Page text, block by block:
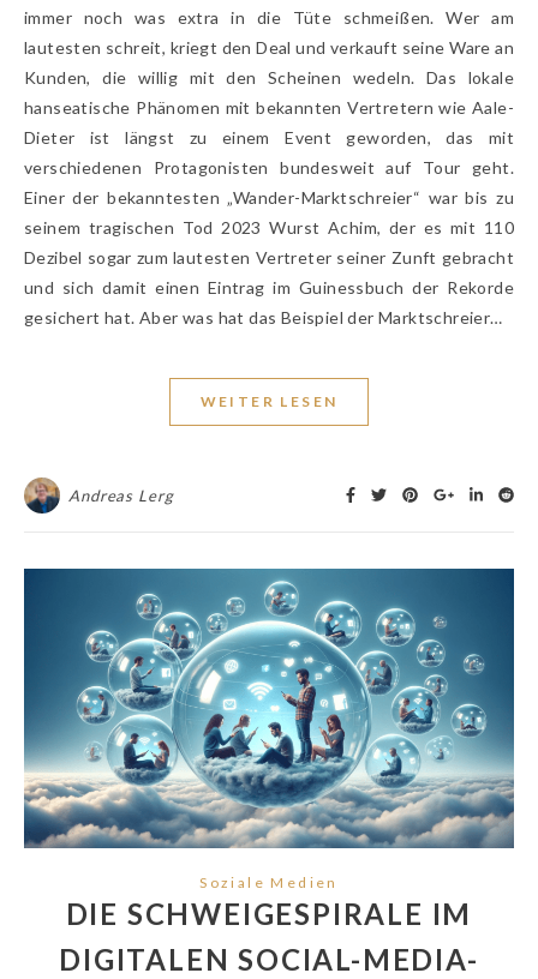
immer noch was extra in die Tüte schmeißen. Wer am
lautesten schreit, kriegt den Deal und verkauft seine Ware an
Kunden, die willig mit den Scheinen wedeln. Das lokale
hanseatische Phänomen mit bekannten Vertretern wie Aale-
Dieter ist längst zu einem Event geworden, das mit
verschiedenen Protagonisten bundesweit auf Tour geht.
Einer der bekanntesten „Wander-Marktschreier“ war bis zu
seinem tragischen Tod 2023 Wurst Achim, der es mit 110
Dezibel sogar zum lautesten Vertreter seiner Zunft gebracht
und sich damit einen Eintrag im Guinessbuch der Rekorde
gesichert hat. Aber was hat das Beispiel der Marktschreier…
WEITER LESEN
Andreas Lerg
Soziale Medien
DIE SCHWEIGESPIRALE IM
DIGITALEN SOCIAL-MEDIA-